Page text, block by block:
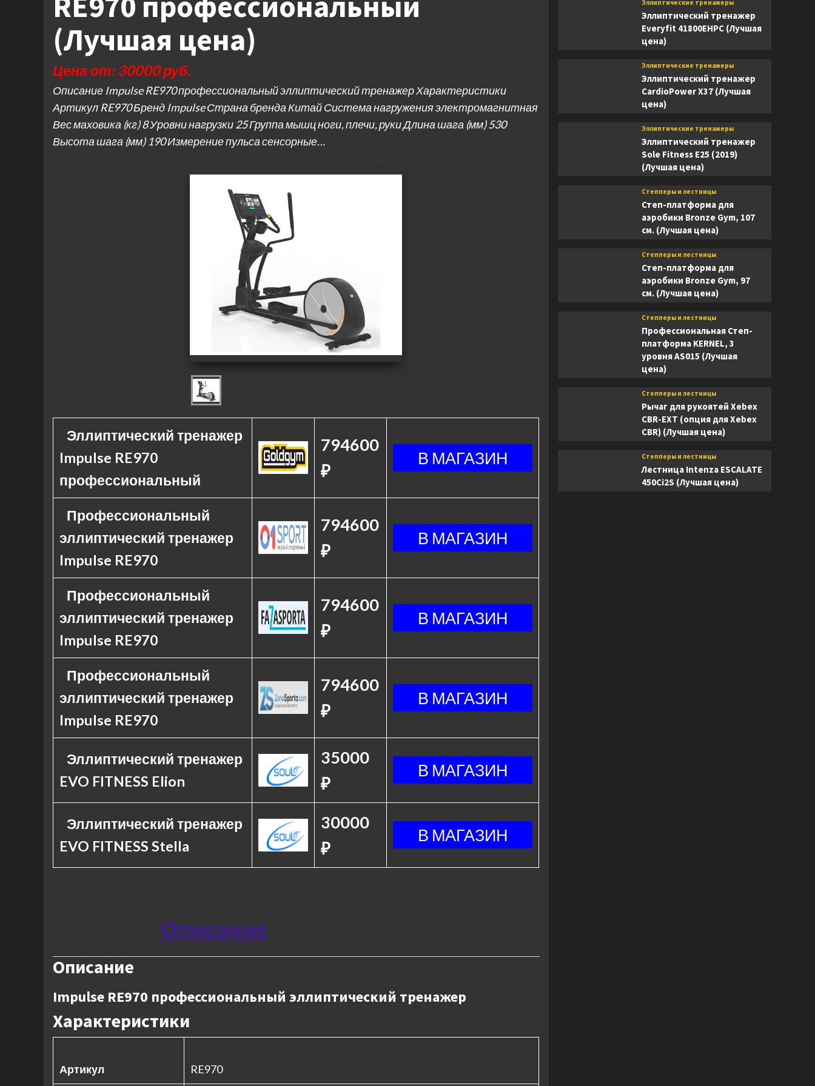
(Лучшая цена)
Цена от: 30000 руб.
Описание Impulse RE970 профессиональный эллиптический тренажер Характеристики
Артикул RE970 Бренд Impulse Страна бренда Китай Система нагружения электромагнитная
Вес маховика (кг) 8 Уровни нагрузки 25 Группа мышц ноги, плечи, руки Длина шага (мм) 530
Высота шага (мм) 190 Измерение пульса сенсорные…
Эллиптический тренажер
Impulse RE970
профессиональный
794600
₽
Профессиональный
эллиптический тренажер
Impulse RE970
794600
₽
Профессиональный
эллиптический тренажер
Impulse RE970
794600
₽
Профессиональный
эллиптический тренажер
Impulse RE970
794600
₽
Эллиптический тренажер
EVO FITNESS Elion
35000
₽
Эллиптический тренажер
EVO FITNESS Stella
30000
₽
Описание
Описание
Impulse RE970 профессиональный эллиптический тренажер
Характеристики
Артикул RE970
Эллиптические тренажеры
Эллиптический тренажер
Everyfit 41800EHPC (Лучшая
цена)
Эллиптические тренажеры
Эллиптический тренажер
CardioPower X37 (Лучшая
цена)
Эллиптические тренажеры
Эллиптический тренажер
Sole Fitness E25 (2019)
(Лучшая цена)
Степперы и лестницы
Степ-платформа для
аэробики Bronze Gym, 107
см. (Лучшая цена)
Степперы и лестницы
Степ-платформа для
аэробики Bronze Gym, 97
см. (Лучшая цена)
Степперы и лестницы
Профессиональная Степ-
платформа KERNEL, 3
уровня AS015 (Лучшая
цена)
Степперы и лестницы
Рычаг для рукоятей Xebex
CBR-EXT (опция для Xebex
CBR) (Лучшая цена)
Степперы и лестницы
Лестница Intenza ESCALATE
450Ci2S (Лучшая цена)